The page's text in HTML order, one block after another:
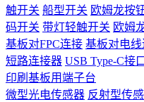
触开关 船型开关 欧姆龙按
码开关 带灯轻触开关 欧姆
基板对FPC连接 基板对电
短路连接器 USB Type-C接
印刷基板用端子台
微型光电传感器 反射型传